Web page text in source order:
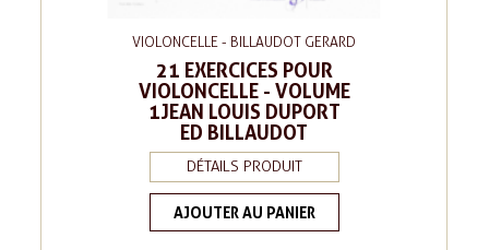
VIOLONCELLE - BILLAUDOT GERARD
21 EXERCICES POUR
VIOLONCELLE - VOLUME
1JEAN LOUIS DUPORT
ED BILLAUDOT
DÉTAILS PRODUIT
AJOUTER AU PANIER